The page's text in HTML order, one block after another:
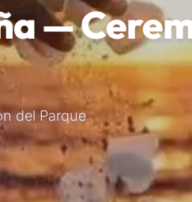
—
del Parque